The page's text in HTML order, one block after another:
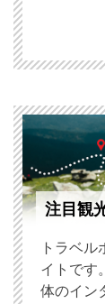
注目観
トラベ
イトです
体のイン